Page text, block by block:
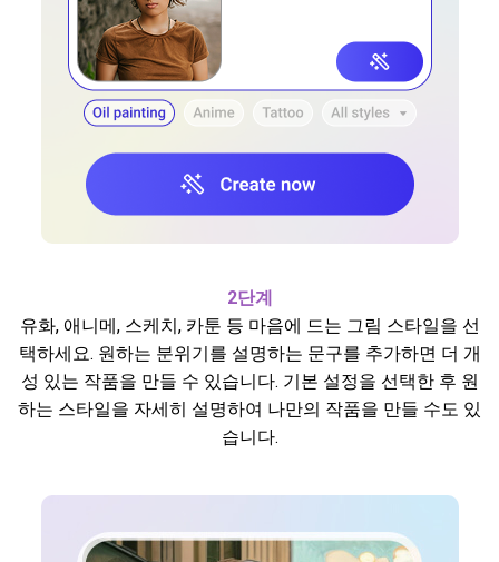
2단계
유화, 애니메, 스케치, 카툰 등 마음에 드는 그림 스타일을 선
택하세요. 원하는 분위기를 설명하는 문구를 추가하면 더 개
성 있는 작품을 만들 수 있습니다. 기본 설정을 선택한 후 원
하는 스타일을 자세히 설명하여 나만의 작품을 만들 수도 있
습니다.